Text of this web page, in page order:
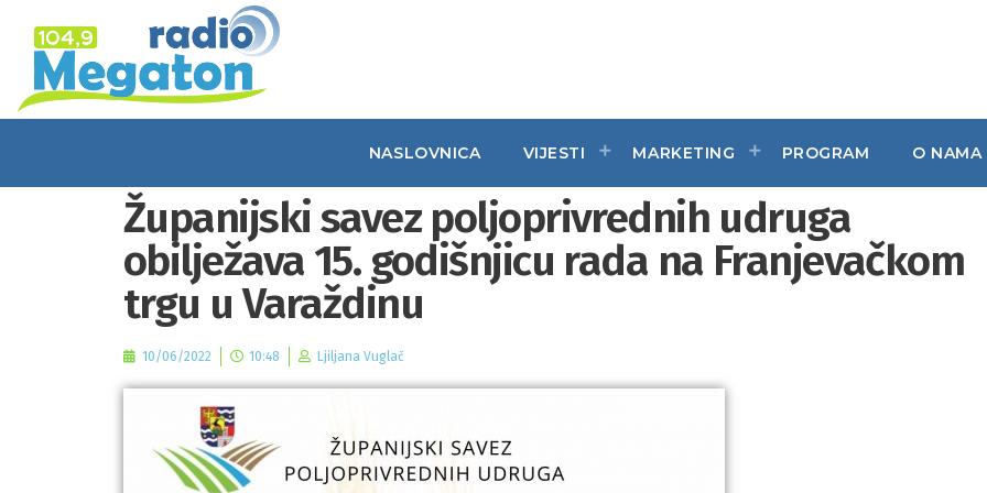
NASLOVNICA VIJESTI MARKETING PROGRAM O NAMA
Županijski savez poljoprivrednih udruga
obilježava 15. godišnjicu rada na Franjevačkom
trgu u Varaždinu
10/06/2022 10:48 Ljiljana Vuglač